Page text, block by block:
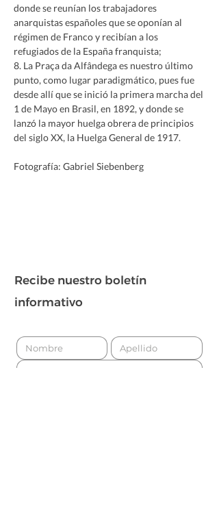
donde se reunían los trabajadores
anarquistas españoles que se oponían al
régimen de Franco y recibían a los
refugiados de la España franquista;
8. La Praça da Alfândega es nuestro último
punto, como lugar paradigmático, pues fue
desde allí que se inició la primera marcha del
1 de Mayo en Brasil, en 1892, y donde se
lanzó la mayor huelga obrera de principios
del siglo XX, la Huelga General de 1917.
Fotografía: Gabriel Siebenberg
Recibe nuestro boletín
informativo